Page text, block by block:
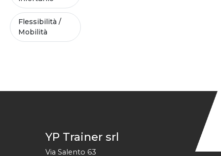
Flessibilità /
Mobilità
YP Trainer srl
Via Salento 63